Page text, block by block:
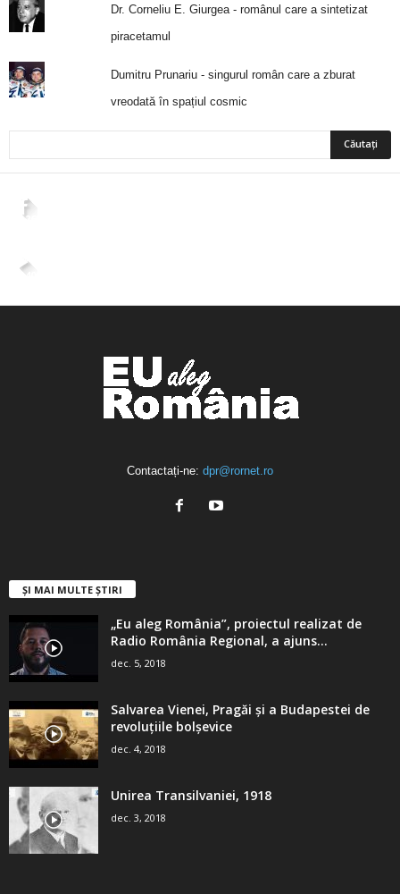
Dr. Corneliu E. Giurgea - românul care a sintetizat
piracetamul
Dumitru Prunariu - singurul român care a zburat
vreodată în spațiul cosmic
2,265
4,400
Contactați-ne: dpr@rornet.ro
ȘI MAI MULTE ȘTIRI
„Eu aleg România”, proiectul realizat de
Radio România Regional, a ajuns...
dec. 5, 2018
Salvarea Vienei, Pragăi şi a Budapestei de
revoluţiile bolşevice
dec. 4, 2018
Unirea Transilvaniei, 1918
dec. 3, 2018